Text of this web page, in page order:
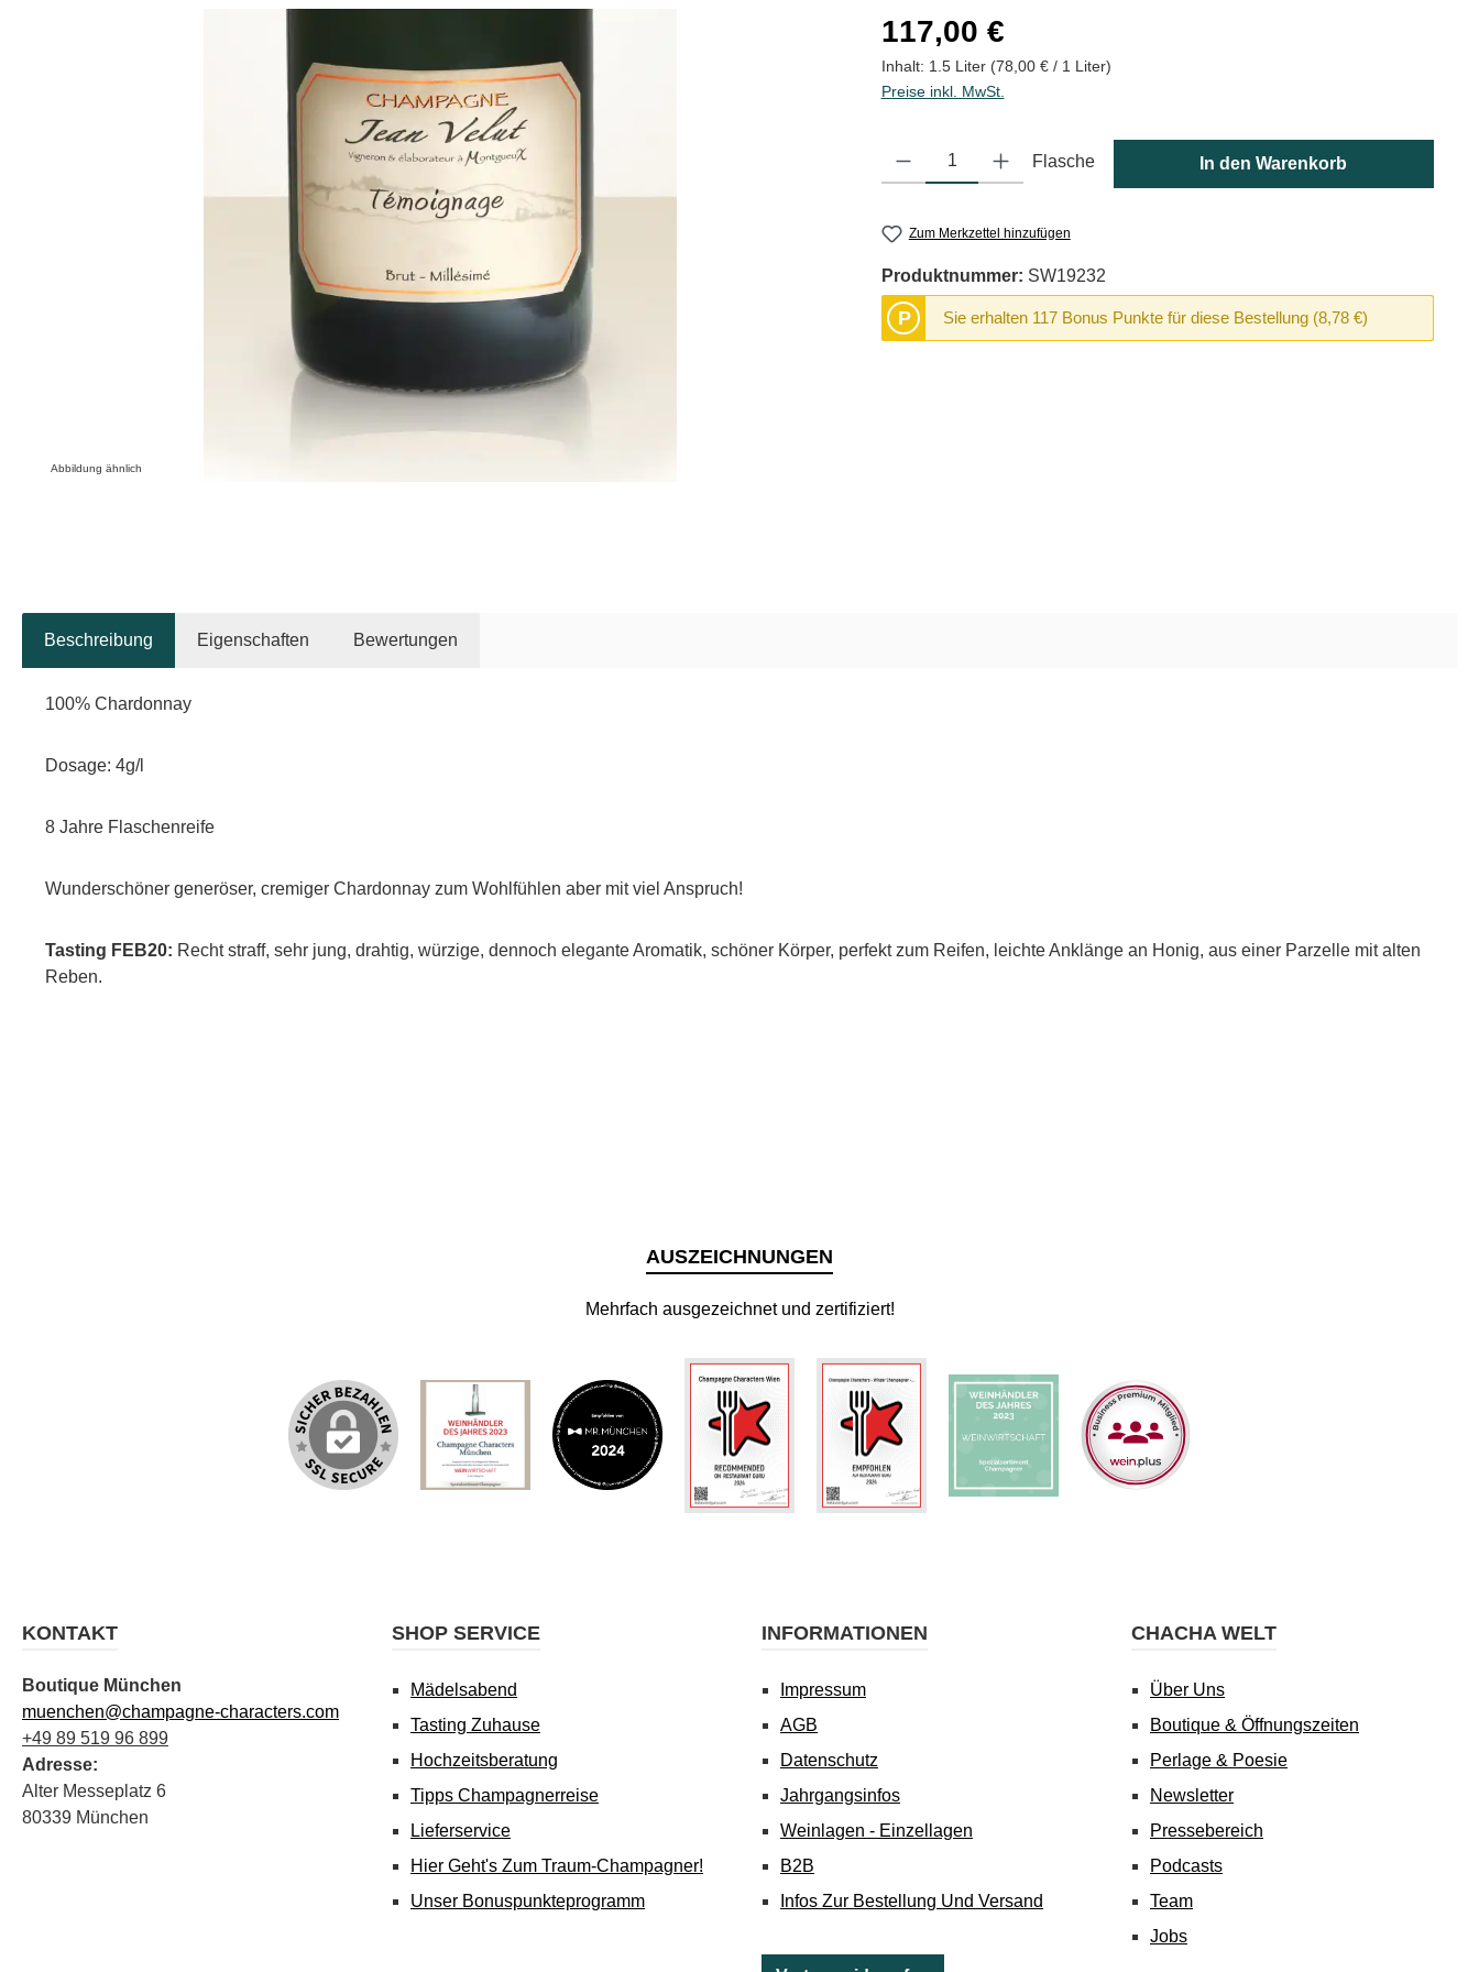
Abbildung ähnlich
Regulärer Preis:
117,00 €
Inhalt: 1.5 Liter (78,00 € / 1 Liter)
Preise inkl. MwSt.
Produkt Anzahl: Gib den gewünschten Wert ein oder benutze die Schaltflächen um
Flasche In den Warenkorb
Zum Merkzettel hinzufügen
Produktnummer: SW19232
P Sie erhalten 117 Bonus Punkte für diese Bestellung (8,78 €)
Beschreibung Eigenschaften Bewertungen
100% Chardonnay
Dosage: 4g/l
8 Jahre Flaschenreife
Wunderschöner generöser, cremiger Chardonnay zum Wohlfühlen aber mit viel Anspruch!
Tasting FEB20: Recht straff, sehr jung, drahtig, würzige, dennoch elegante Aromatik, schöner Körper, perfekt zum Reifen, leichte Anklänge an Honig, aus einer Parzelle mit alten
Reben.
AUSZEICHNUNGEN
Mehrfach ausgezeichnet und zertifiziert!
KONTAKT
Boutique München
muenchen@champagne-characters.com
+49 89 519 96 899
Adresse:
Alter Messeplatz 6
80339 München
SHOP SERVICE
Mädelsabend
Tasting Zuhause
Hochzeitsberatung
Tipps Champagnerreise
Lieferservice
Hier Geht's Zum Traum-Champagner!
Unser Bonuspunkteprogramm
INFORMATIONEN
Impressum
AGB
Datenschutz
Jahrgangsinfos
Weinlagen - Einzellagen
B2B
Infos Zur Bestellung Und Versand
CHACHA WELT
Über Uns
Boutique & Öffnungszeiten
Perlage & Poesie
Newsletter
Pressebereich
Podcasts
Team
Jobs